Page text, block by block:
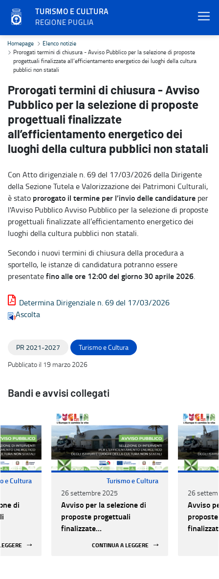
TURISMO E CULTURA
REGIONE PUGLIA
Prorogati termini di chiusura - Avviso Pubblico per la selezione
Homepage
Elenco notizie
Prorogati termini di chiusura - Avviso Pubblico per la selezione di proposte
progettuali finalizzate all’efficientamento energetico dei luoghi della cultura
pubblici non statali
Prorogati termini di chiusura - Avviso
Pubblico per la selezione di proposte
progettuali finalizzate
all’efficientamento energetico dei
luoghi della cultura pubblici non statali
Con Atto dirigenziale n. 69 del 17/03/2026 della Dirigente
della Sezione Tutela e Valorizzazione dei Patrimoni Culturali,
è stato prorogato il termine per l’invio delle candidature per
l'Avviso Pubblico Avviso Pubblico per la selezione di proposte
progettuali finalizzate all’efficientamento energetico dei
luoghi della cultura pubblici non statali.
Secondo i nuovi termini di chiusura della procedura a
sportello, le istanze di candidatura potranno essere
presentatefino alle ore 12:00 del giorno 30 aprile 2026.
Determina Dirigenziale n. 69 del 17/03/2026
Ascolta
PR 2021-2027
Turismo e Cultura
Pubblicato il 19 marzo 2026
Bandi e avvisi collegati
e Cultura
di
Turismo e Cultura
26 settembre 2025
Avviso per la selezione di
proposte progettuali
finalizzate
CONTINUA A LEGGERE
26
Avviso